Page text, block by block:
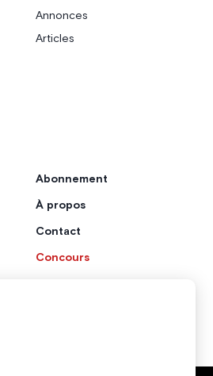
Annonces
Articles
Abonnement
À propos
Contact
Concours